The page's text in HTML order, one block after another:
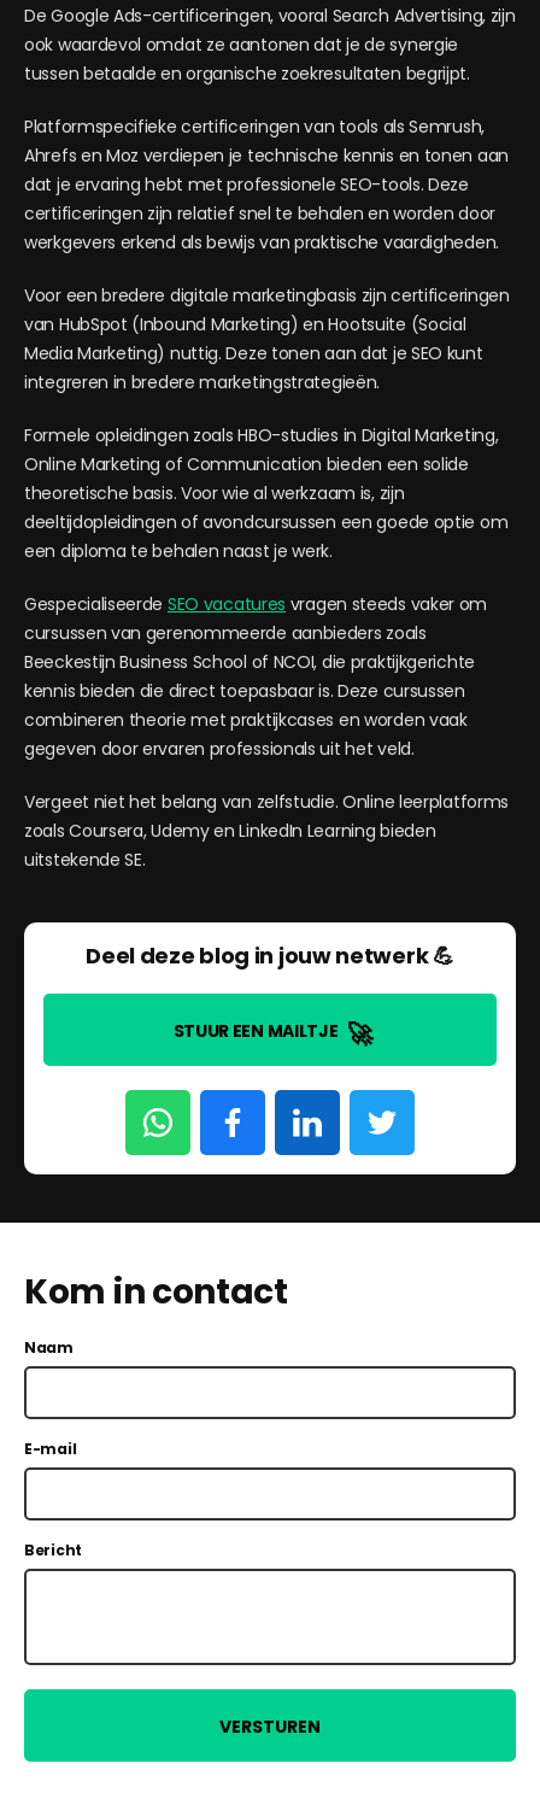
De Google Ads-certificeringen, vooral Search Advertising, zijn
ook waardevol omdat ze aantonen dat je de synergie
tussen betaalde en organische zoekresultaten begrijpt.
Platformspecifieke certificeringen van tools als Semrush,
Ahrefs en Moz verdiepen je technische kennis en tonen aan
dat je ervaring hebt met professionele SEO-tools. Deze
certificeringen zijn relatief snel te behalen en worden door
werkgevers erkend als bewijs van praktische vaardigheden.
Voor een bredere digitale marketingbasis zijn certificeringen
van HubSpot (Inbound Marketing) en Hootsuite (Social
Media Marketing) nuttig. Deze tonen aan dat je SEO kunt
integreren in bredere marketingstrategieën.
Formele opleidingen zoals HBO-studies in Digital Marketing,
Online Marketing of Communication bieden een solide
theoretische basis. Voor wie al werkzaam is, zijn
deeltijdopleidingen of avondcursussen een goede optie om
een diploma te behalen naast je werk.
Gespecialiseerde SEO vacatures vragen steeds vaker om
cursussen van gerenommeerde aanbieders zoals
Beeckestijn Business School of NCOI, die praktijkgerichte
kennis bieden die direct toepasbaar is. Deze cursussen
combineren theorie met praktijkcases en worden vaak
gegeven door ervaren professionals uit het veld.
Vergeet niet het belang van zelfstudie. Online leerplatforms
zoals Coursera, Udemy en LinkedIn Learning bieden
uitstekende SE.
Deel deze blog in jouw netwerk 💪
STUUR EEN MAILTJE 🚀
Kom in contact
Naam
E-mail
Bericht
VERSTUREN